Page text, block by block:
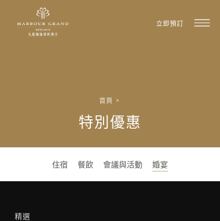
立即預訂
首頁 >
特別優惠
住宿 餐飲 會議與活動 婚宴
精選